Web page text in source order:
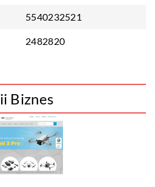
5540232521
2482820
Biznes